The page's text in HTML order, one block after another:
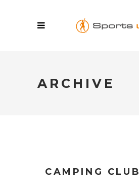
ARCHIVE
CAMPING CLUB